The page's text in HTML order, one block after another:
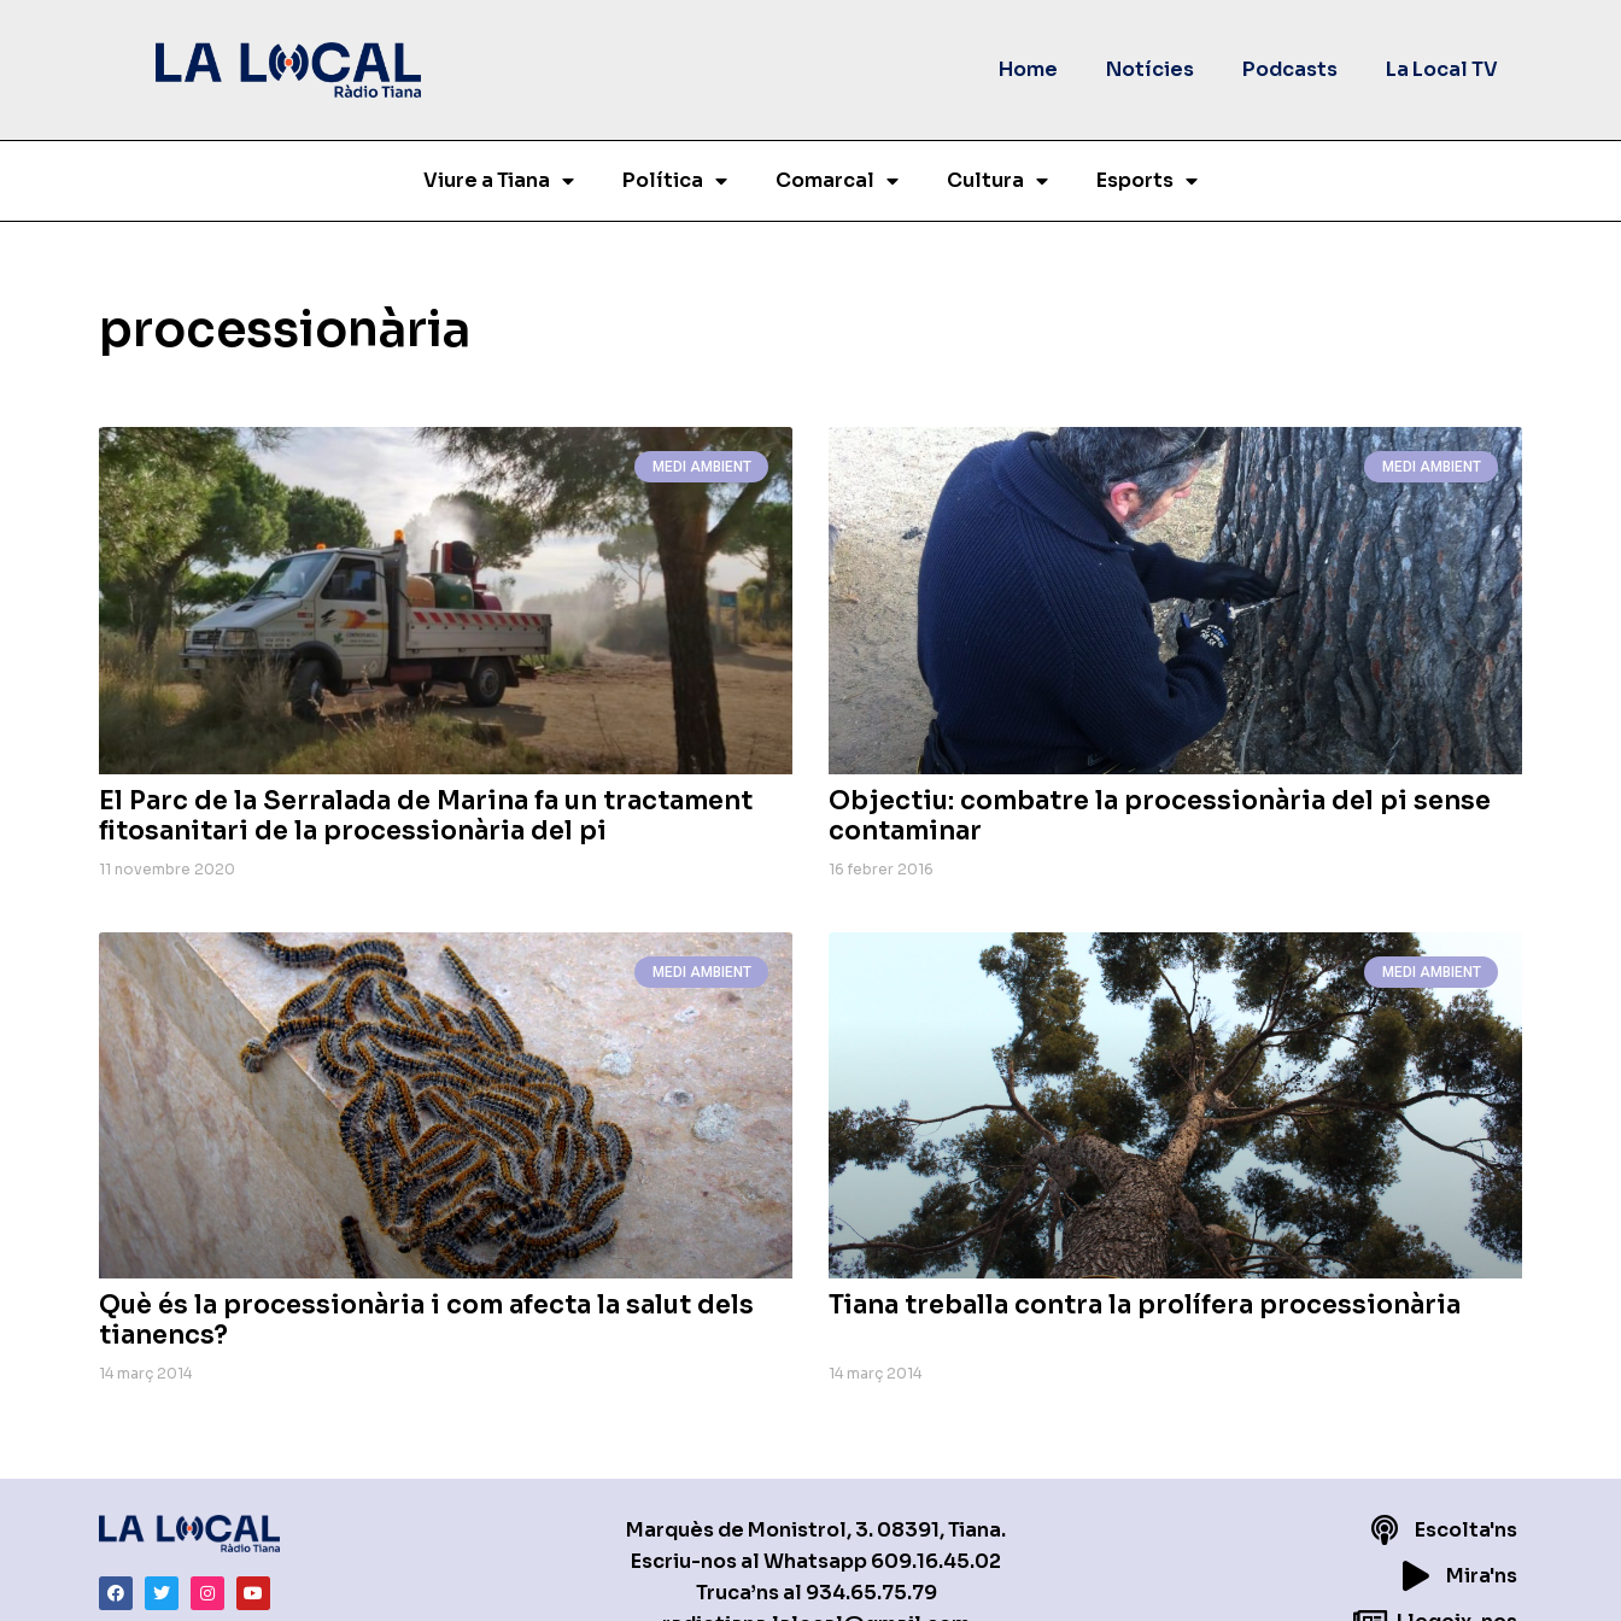
Home Notícies Podcasts La Local TV
Viure a Tiana Política Comarcal Cultura Esports
processionària
MEDI AMBIENT
El Parc de la Serralada de Marina fa un tractament
fitosanitari de la processionària del pi
11 novembre 2020
MEDI AMBIENT
Objectiu: combatre la processionària del pi sense
contaminar
16 febrer 2016
MEDI AMBIENT
Què és la processionària i com afecta la salut dels
tianencs?
14 març 2014
MEDI AMBIENT
Tiana treballa contra la prolífera processionària
14 març 2014
Marquès de Monistrol, 3. 08391, Tiana.
Escriu-nos al Whatsapp609.16.45.02
Truca’ns al 934.65.75.79
Escolta'ns
Mira'ns